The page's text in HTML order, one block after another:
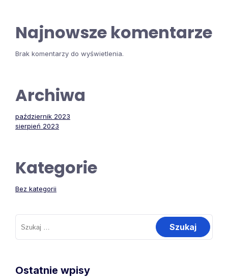
Najnowsze komentarze
Brak komentarzy do wyświetlenia.
Archiwa
październik 2023
sierpień 2023
Kategorie
Bez kategorii
Szukaj:
Ostatnie wpisy